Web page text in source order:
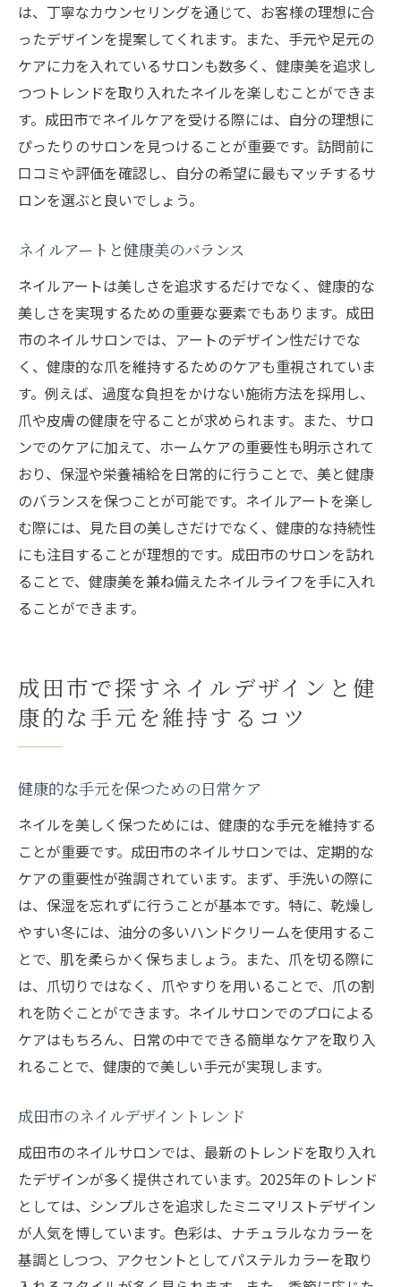
は、丁寧なカウンセリングを通じて、お客様の理想に合
ったデザインを提案してくれます。また、手元や足元の
ケアに力を入れているサロンも数多く、健康美を追求し
つつトレンドを取り入れたネイルを楽しむことができま
す。成田市でネイルケアを受ける際には、自分の理想に
ぴったりのサロンを見つけることが重要です。訪問前に
口コミや評価を確認し、自分の希望に最もマッチするサ
ロンを選ぶと良いでしょう。
ネイルアートと健康美のバランス
ネイルアートは美しさを追求するだけでなく、健康的な
美しさを実現するための重要な要素でもあります。成田
市のネイルサロンでは、アートのデザイン性だけでな
く、健康的な爪を維持するためのケアも重視されていま
す。例えば、過度な負担をかけない施術方法を採用し、
爪や皮膚の健康を守ることが求められます。また、サロ
ンでのケアに加えて、ホームケアの重要性も明示されて
おり、保湿や栄養補給を日常的に行うことで、美と健康
のバランスを保つことが可能です。ネイルアートを楽し
む際には、見た目の美しさだけでなく、健康的な持続性
にも注目することが理想的です。成田市のサロンを訪れ
ることで、健康美を兼ね備えたネイルライフを手に入れ
ることができます。
成田市で探すネイルデザインと健
康的な手元を維持するコツ
健康的な手元を保つための日常ケア
ネイルを美しく保つためには、健康的な手元を維持する
ことが重要です。成田市のネイルサロンでは、定期的な
ケアの重要性が強調されています。まず、手洗いの際に
は、保湿を忘れずに行うことが基本です。特に、乾燥し
やすい冬には、油分の多いハンドクリームを使用するこ
とで、肌を柔らかく保ちましょう。また、爪を切る際に
は、爪切りではなく、爪やすりを用いることで、爪の割
れを防ぐことができます。ネイルサロンでのプロによる
ケアはもちろん、日常の中でできる簡単なケアを取り入
れることで、健康的で美しい手元が実現します。
成田市のネイルデザイントレンド
成田市のネイルサロンでは、最新のトレンドを取り入れ
たデザインが多く提供されています。2025年のトレンド
としては、シンプルさを追求したミニマリストデザイン
が人気を博しています。色彩は、ナチュラルなカラーを
基調としつつ、アクセントとしてパステルカラーを取り